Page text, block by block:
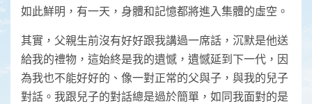
如此鮮明，有一天，身體和記憶都將進入集體的虛空。
其實，父親生前沒有好好跟我講過一席話，沉默是他送
給我的禮物，這始終是我的遺憾，遺憾延到下一代，因
為我也不能好好的、像一對正常的父與子，與我的兒子
對話。我跟兒子的對話總是過於簡單，如同我面對的是